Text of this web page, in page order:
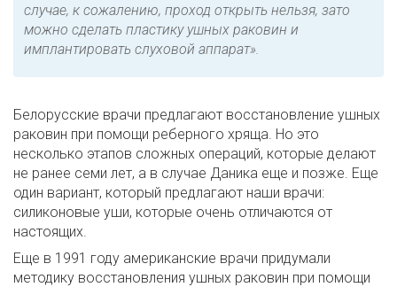
случае, к сожалению, проход открыть нельзя, зато
можно сделать пластику ушных раковин и
имплантировать слуховой аппарат».
Белорусские врачи предлагают восстановление ушных
раковин при помощи реберного хряща. Но это
несколько этапов сложных операций, которые делают
не ранее семи лет, а в случае Даника еще и позже. Еще
один вариант, который предлагают наши врачи:
силиконовые уши, которые очень отличаются от
настоящих.
Еще в 1991 году американские врачи придумали
методику восстановления ушных раковин при помощи